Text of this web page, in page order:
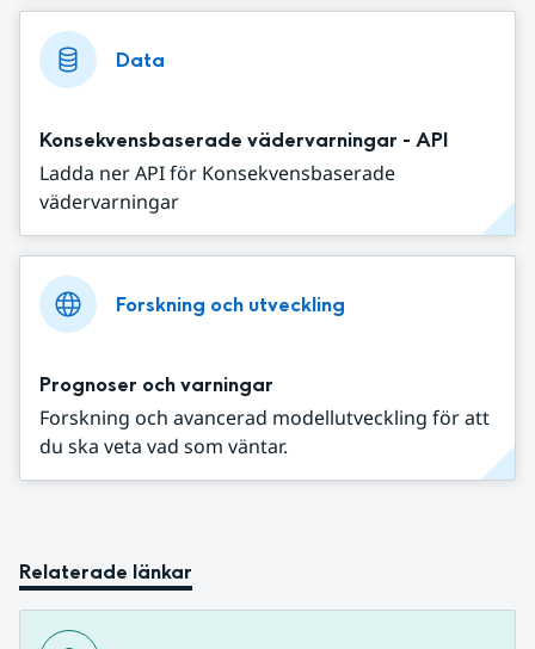
Data
Konsekvensbaserade vädervarningar - API
Ladda ner API för Konsekvensbaserade
vädervarningar
Forskning och utveckling
Prognoser och varningar
Forskning och avancerad modellutveckling för att
du ska veta vad som väntar.
Relaterade länkar